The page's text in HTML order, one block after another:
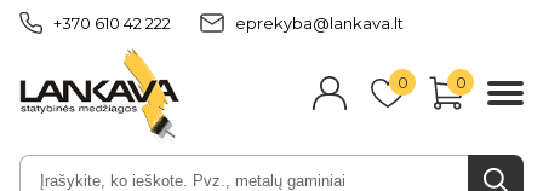
+370 610 42 222 eprekyba@lankava.lt
0 0